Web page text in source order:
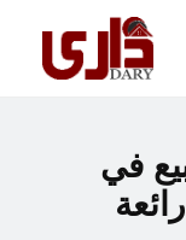
في